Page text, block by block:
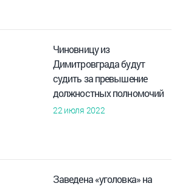
Чиновницу из
Димитровграда будут
судить за превышение
должностных полномочий
22 июля 2022
Заведена «уголовка» на